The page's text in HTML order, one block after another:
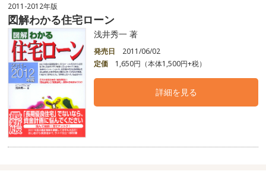
2011-2012年版
図解わかる住宅ローン
浅井秀一 著
発売日
2011/06/02
定価
1,650円（本体1,500円+税）
詳細を見る